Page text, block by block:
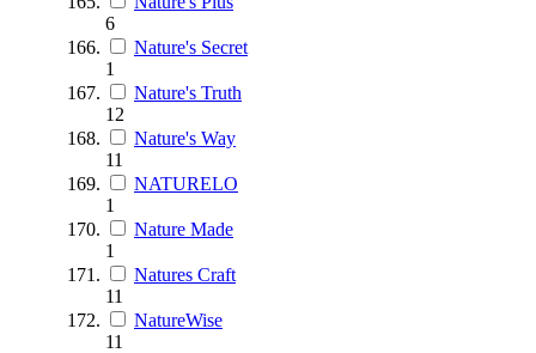
6
Nature's Secret
1
Nature's Truth
12
Nature's Way
11
NATURELO
1
Nature Made
1
Natures Craft
11
NatureWise
11